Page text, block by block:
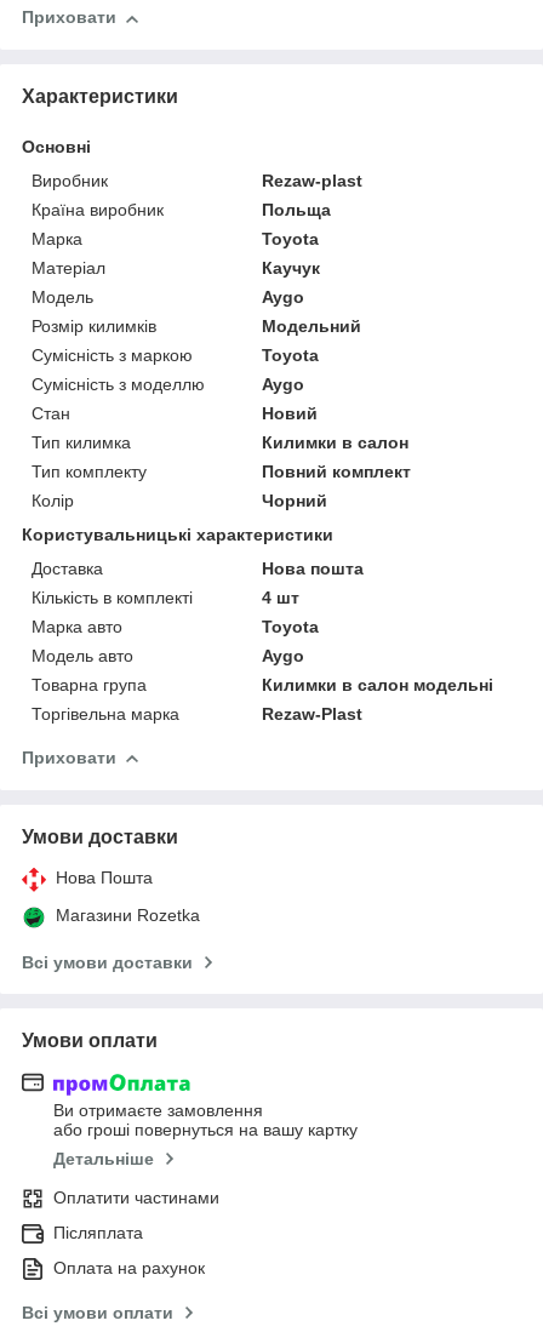
Приховати
Характеристики
Основні
Виробник
Rezaw-plast
Країна виробник
Польща
Марка
Toyota
Матеріал
Каучук
Модель
Aygo
Розмір килимків
Модельний
Сумісність з маркою
Toyota
Сумісність з моделлю
Aygo
Стан
Новий
Тип килимка
Килимки в салон
Тип комплекту
Повний комплект
Колір
Чорний
Користувальницькі характеристики
Доставка
Нова пошта
Кількість в комплекті
4 шт
Марка авто
Toyota
Модель авто
Aygo
Товарна група
Килимки в салон модельні
Торгівельна марка
Rezaw-Plast
Приховати
Умови доставки
Нова Пошта
Магазини Rozetka
Всі умови доставки
Умови оплати
Ви отримаєте замовлення
або гроші повернуться на вашу картку
Детальніше
Оплатити частинами
Післяплата
Оплата на рахунок
Всі умови оплати